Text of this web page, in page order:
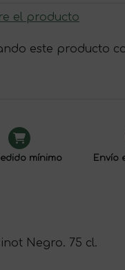
el producto
este producto
mínimo Envío
Negro. 75 cl.